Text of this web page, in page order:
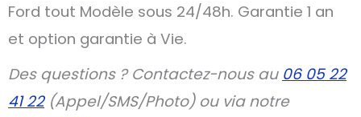
Ford tout Modèle sous 24/48h. Garantie 1 an
et option garantie à Vie.
Des questions ? Contactez-nous au 06 05 22
41 22(Appel/SMS/Photo) ou via notre